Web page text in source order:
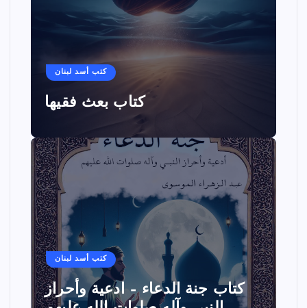
كتب أسد لبنان
كتاب بعث فقيها
كتب أسد لبنان
كتاب جنة الدعاء – ادعية وأحراز